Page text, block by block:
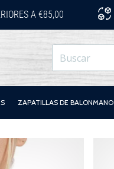
A €85,00
ZAPATILLAS DE BALONMANO